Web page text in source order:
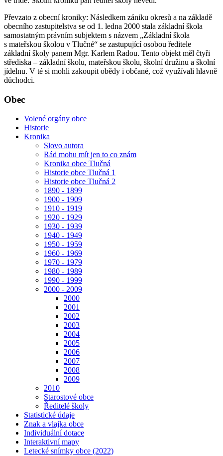
Převzato z obecní kroniky: Následkem zániku okresů a na základě
obecního zastupitelstva se od 1. ledna 2000 stala základní škola
samostatným právním subjektem s názvem „Základní škola
s mateřskou školou v Tlučné“ se zastupující osobou ředitele
základní školy panem Mgr. Karlem Radou. Tento objekt měl čtyři
střediska – základní školu, mateřskou školu, školní družinu a školní
jídelnu. V té si mohli zakoupit obědy i občané, což využívali hlavně
důchodci.
Obec
Volené orgány obce
Historie
Kronika
Slovo autora
Rád mohu mít jen to co znám
Kronika obce Tlučná
Historie obce Tlučná 1
Historie obce Tlučná 2
1890 - 1899
1900 - 1909
1910 - 1919
1920 - 1929
1930 - 1939
1940 - 1949
1950 - 1959
1960 - 1969
1970 - 1979
1980 - 1989
1990 - 1999
2000 - 2009
2000
2001
2002
2003
2004
2005
2006
2007
2008
2009
2010
Starostové obce
Ředitelé školy
Statistické údaje
Znak a vlajka obce
Individuální dotace
Interaktivní mapy
Letecké snímky obce (2022)